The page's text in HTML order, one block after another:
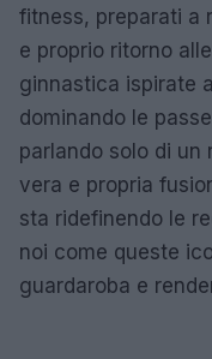
fitness, preparati a
e proprio ritorno
ginnastica ispirate
dominando le
parlando solo di
vera e propria
sta ridefinendo le
noi come queste
guardaroba e